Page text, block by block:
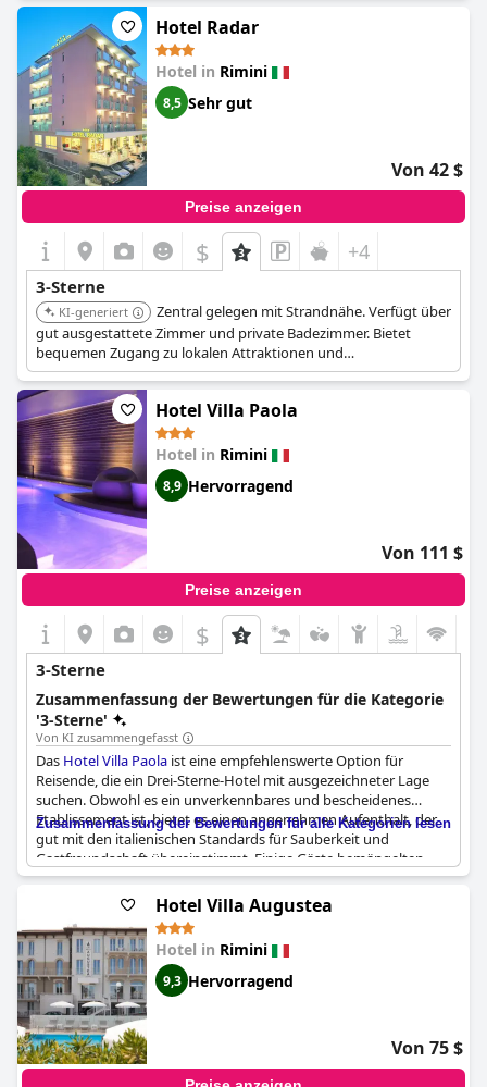
Hotel Radar
Hotel in Rimini
8,5 Sehr gut
Von 42 $
Preise anzeigen
$ +4
3-Sterne
KI-generiert
Zentral gelegen mit Strandnähe. Verfügt über
gut ausgestattete Zimmer und private Badezimmer. Bietet
bequemen Zugang zu lokalen Attraktionen und
Annehmlichkeiten.
Hotel Villa Paola
Hotel in Rimini
8,9 Hervorragend
Von 111 $
Preise anzeigen
$
3-Sterne
Zusammenfassung der Bewertungen für die Kategorie
'3-Sterne'
Von KI zusammengefasst
Das Hotel Villa Paola ist eine empfehlenswerte Option für
Reisende, die ein Drei-Sterne-Hotel mit ausgezeichneter Lage
suchen. Obwohl es ein unverkennbares und bescheidenes
Etablissement ist, bietet es einen angenehmen Aufenthalt, der
gut mit den italienischen Standards für Sauberkeit und
Gastfreundschaft übereinstimmt. Einige Gäste bemängelten
zwar, dass die Zimmer sehr einfach sind und das Hotel seine
Nachteile hat, aber es bleibt ideal für kurze Aufenthalte. Die
unkomplizierte Darstellung des Hotels sorgt dafür, dass die
Erwartungen mit der Realität übereinstimmen, was es zu einer
zuverlässigen Wahl für diejenigen macht, die keinen Luxus
suchen, sondern einen zufriedenstellenden und komfortablen
Aufenthalt.
Zusammenfassung der Bewertungen für alle Kategorien lesen
Hotel Villa Augustea
Hotel in Rimini
9,3 Hervorragend
Von 75 $